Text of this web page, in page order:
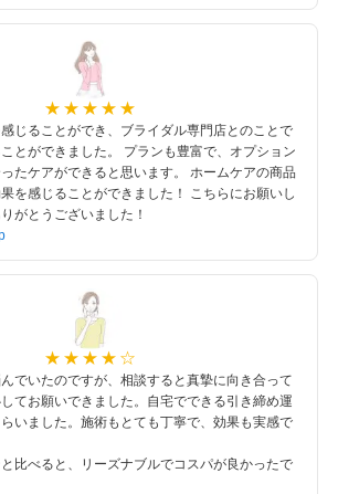
じることができ、ブライダル専門店とのことで
とができました。 プランも豊富で、オプション
たケアができると思います。 ホームケアの商品
を感じることができました！ こちらにお願いし
がとうございました！
でいたのですが、相談すると真摯に向き合って
てお願いできました。自宅でできる引き締め運
いました。施術もとても丁寧で、効果も実感で
比べると、リーズナブルでコスパが良かったで